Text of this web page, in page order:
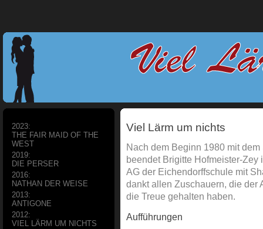
2023:
THE FAIR MAID OF THE
WEST
2019:
DIE PERSER
2016:
NATHAN DER WEISE
2013:
ANTIGONE
2012:
VIEL LÄRM UM NICHTS
Viel Lärm um nichts
Nach dem Beginn 1980 mit
beendet Brigitte Hofmeister-
AG der Eichendorffschule mit
dankt allen Zuschauern, die der
die Treue gehalten haben.
Aufführungen